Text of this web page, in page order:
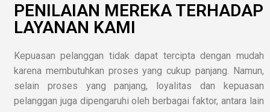
PENILAIAN MEREKA TERHADAP
LAYANAN KAMI
Kepuasan pelanggan tidak dapat tercipta dengan mudah
karena membutuhkan proses yang cukup panjang. Namun,
selain proses yang panjang, loyalitas dan kepuasan
pelanggan juga dipengaruhi oleh berbagai faktor, antara lain